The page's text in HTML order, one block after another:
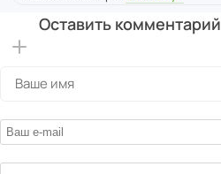
Оставить комментарий